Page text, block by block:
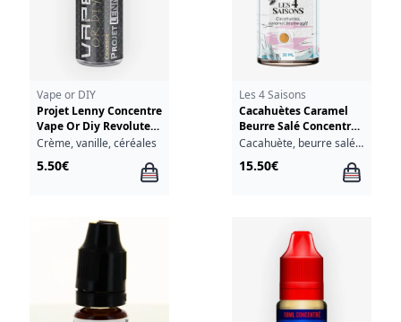
Vape or DIY
Projet Lenny Concentre
Vape Or Diy Revolute
10ml
Crème, vanille, céréales
5.50€
Les 4 Saisons
Cacahuètes Caramel
Beurre Salé Concentré
Les 4 Saisons Protect Cacahuète, beurre salé, caramel
15.50€